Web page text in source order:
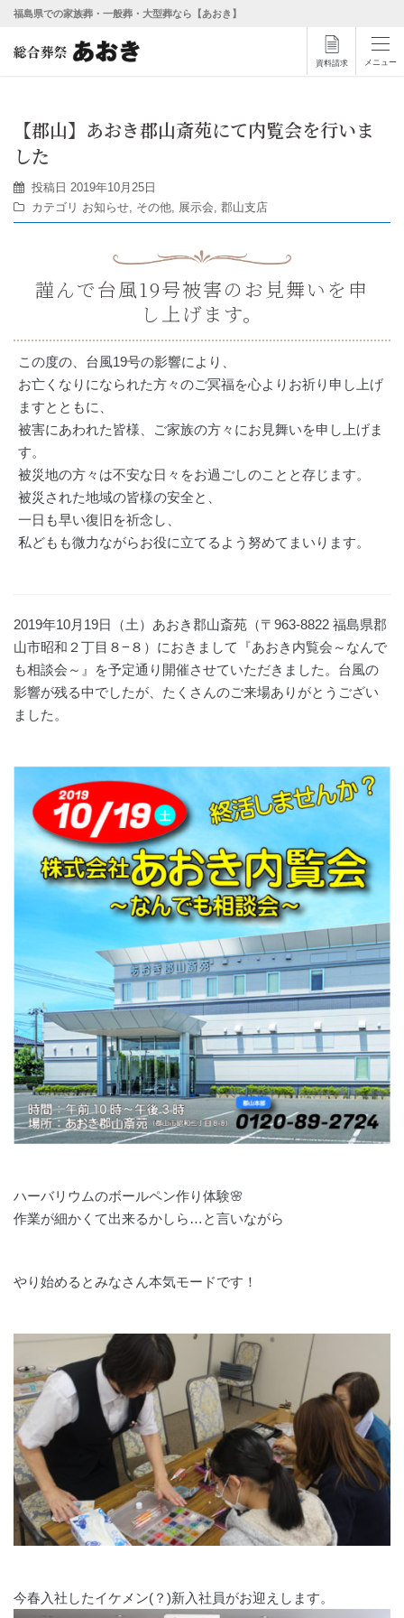
福島県での家族葬・一般葬・大型葬なら【あおき】
資料請求 メニュー
【郡山】あおき郡山斎苑にて内覧会を行いま
した
投稿日 2019年10月25日
カテゴリ お知らせ その他 展示会 郡山支店
謹んで台風19号被害のお見舞いを申
し上げます。
この度の、台風19号の影響により、
お亡くなりになられた方々のご冥福を心よりお祈り申し上げ
ますとともに、
被害にあわれた皆様、ご家族の方々にお見舞いを申し上げま
す。
被災地の方々は不安な日々をお過ごしのことと存じます。
被災された地域の皆様の安全と、
一日も早い復旧を祈念し、
私どもも微力ながらお役に立てるよう努めてまいります。
2019年10月19日（土）あおき郡山斎苑（〒963-8822 福島県郡
山市昭和２丁目８−８）におきまして『あおき内覧会～なんで
も相談会～』を予定通り開催させていただきました。台風の
影響が残る中でしたが、たくさんのご来場ありがとうござい
ました。
ハーバリウムのボールペン作り体験🌸
作業が細かくて出来るかしら…と言いながら
やり始めるとみなさん本気モードです！
今春入社したイケメン(？)新入社員がお迎えします。